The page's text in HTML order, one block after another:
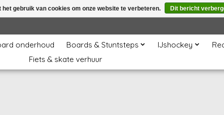
onderhoud Boards & Stuntsteps IJshockey
Fiets & skate verhuur
gebruik van cookies om onze website te verbeteren. Dit bericht